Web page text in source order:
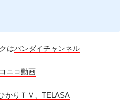
はバンダイチャンネル
ニコ動画
かりＴＶ、TELASA